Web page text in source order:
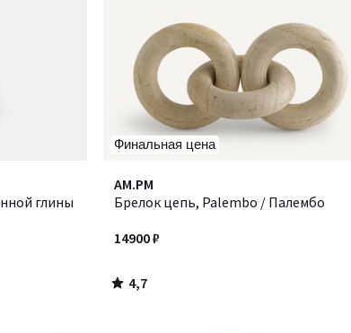
глины
Финальная цена
AM.PM
Брелок цепь, Palembo / Палембо
14900 ₽
4,7
/ 5
4,7
/